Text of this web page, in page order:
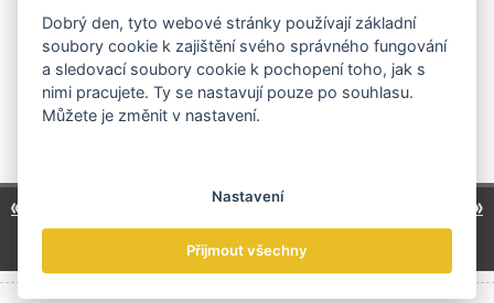
stupněm ochrany proti oděru. „Vítězství v soutěži nám
pomůže povýšit celý projekt na další úroveň, ať se bude
jednat o rozšíření výrobních technologií, přidání nové
modelové řady nebo vstup na zahraniční trhy,“ uvedl za
Skinners Petr Procházka.
« předchozí 18 …
27 28 29
další »
Dobrý den, tyto webové stránky používají základní
soubory cookie k zajištění svého správného fungování
a sledovací soubory cookie k pochopení toho, jak s
nimi pracujete. Ty se nastavují pouze po souhlasu.
Můžete je změnit v nastavení.
Nastavení
Přijmout všechny